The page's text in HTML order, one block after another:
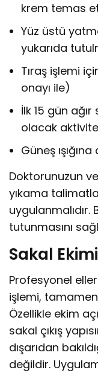
krem temas
Yüz üstü
yukarıda
Tıraş işlemi
onayı ile)
İlk 15 gün
olacak
Güneş
Doktorunuzun
yıkama
uygulanmalıdır.
tutunmasını
Sakal
Profesyonel
işlemi,
Özellikle ekim
sakal çıkış
dışarıdan
değildir.